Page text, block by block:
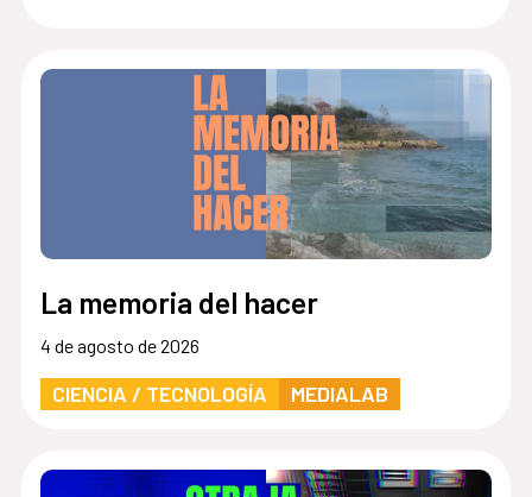
La memoria del hacer
4 de agosto de 2026
CIENCIA / TECNOLOGÍA MEDIALAB